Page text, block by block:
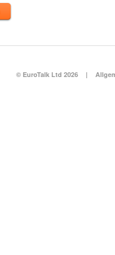
© EuroTalk Ltd 2026 |